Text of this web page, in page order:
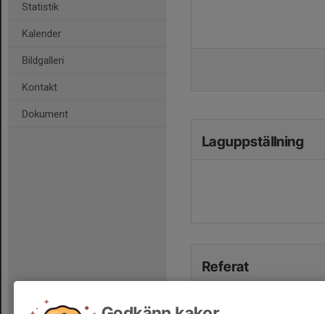
Statistik
Kalender
Bildgalleri
Kontakt
Dokument
Laguppställning
Referat